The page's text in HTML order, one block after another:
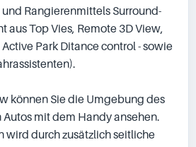
Rangierenmittels Surround-
aus Top Vies, Remote 3D View,
Park Ditance control - sowie
können Sie die Umgebung des
mit dem Handy ansehen.
wird durch zusätzlich seitliche